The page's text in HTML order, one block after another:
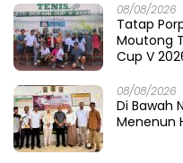
08/08/2026
Tatap
Moutong
Cup V
08/08/2026
Di Bawah
Menenun